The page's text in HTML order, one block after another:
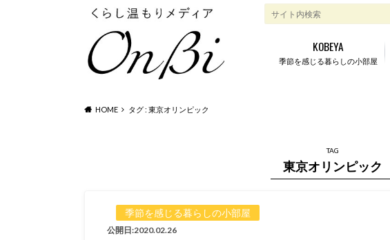
季節を感じる暮らしの小部屋
KOBEYA
HOME タグ : 東京オリンピック
TAG
東京オリンピック
季節を感じる暮らしの小部屋
公開日:2020.02.26